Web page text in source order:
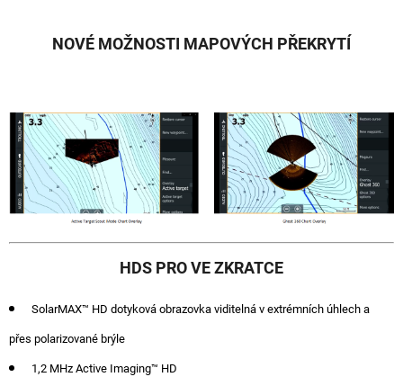
NOVÉ MOŽNOSTI MAPOVÝCH PŘEKRYTÍ
HDS PRO VE ZKRATCE
SolarMAX™ HD dotyková obrazovka viditelná v extrémních úhlech a
přes polarizované brýle
1,2 MHz Active Imaging™ HD